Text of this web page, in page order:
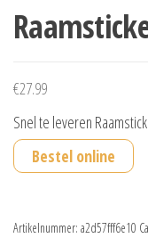
€27.99
Snel te leveren
Bestel online
Artikelnummer: a2d57fff6e10